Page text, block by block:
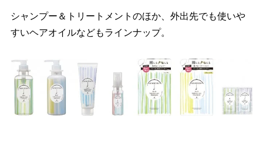
シャンプー＆トリートメントのほか、外出先でも使い
すいヘアオイルなどもラインナップ。